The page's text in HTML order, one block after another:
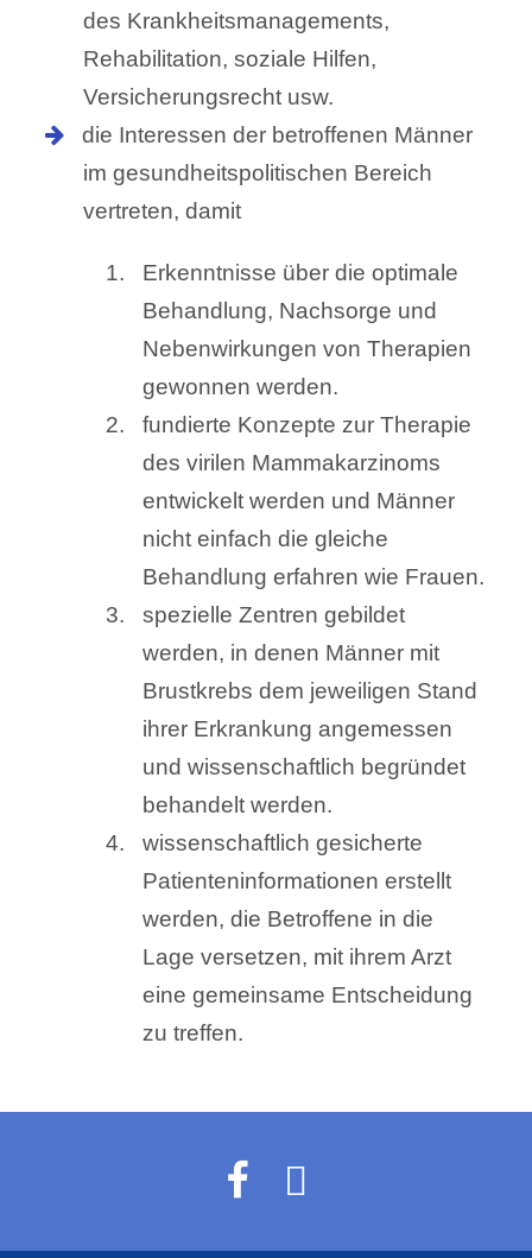
des Krankheitsmanagements,
Rehabilitation, soziale Hilfen,
Versicherungsrecht usw.
die Interessen der betroffenen Männer
im gesundheitspolitischen Bereich
vertreten, damit
Erkenntnisse über die optimale
Behandlung, Nachsorge und
Nebenwirkungen von Therapien
gewonnen werden.
fundierte Konzepte zur Therapie
des virilen Mammakarzinoms
entwickelt werden und Männer
nicht einfach die gleiche
Behandlung erfahren wie Frauen.
spezielle Zentren gebildet
werden, in denen Männer mit
Brustkrebs dem jeweiligen Stand
ihrer Erkrankung angemessen
und wissenschaftlich begründet
behandelt werden.
wissenschaftlich gesicherte
Patienteninformationen erstellt
werden, die Betroffene in die
Lage versetzen, mit ihrem Arzt
eine gemeinsame Entscheidung
zu treffen.